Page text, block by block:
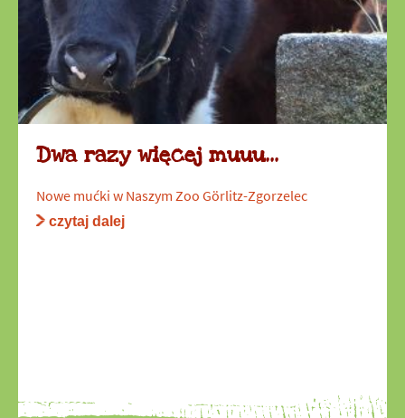
Dwa razy więcej muuu...
Nowe mućki w Naszym Zoo Görlitz-Zgorzelec
czytaj dalej